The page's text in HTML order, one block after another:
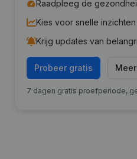
Raadpleeg de
Kies voor snelle
Krijg updates van
Probeer gratis
7 dagen gratis proefperiode,